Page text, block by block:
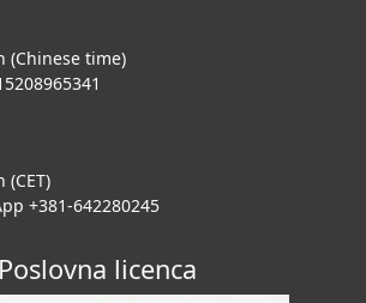
(Chinese time)
(CET)
+381-642280245
Poslovna licenca